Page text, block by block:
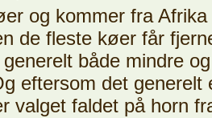
og kommer fra
de fleste køer får
både mindre
eftersom det
valget faldet på horn